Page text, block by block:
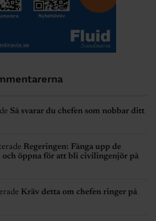
Så svarar du chefen som nobbar ditt
Regeringen: Fånga upp de
och öppna för att bli civilingenjör på
Kräv detta om chefen ringer på